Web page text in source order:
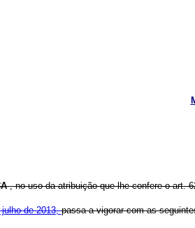
, no uso da atribuição que lhe confere o art.
julho de 2013,passa a vigorar com as